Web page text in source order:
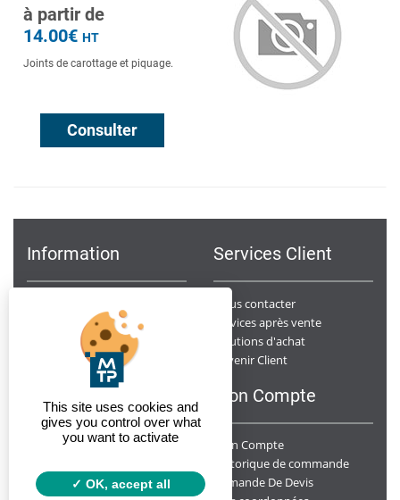
à partir de
14.00€ HT
Joints de carottage et piquage.
Consulter
Information
Points de ventes
Données Personnelles
Services Client
Nous contacter
Services après vente
Solutions d'achat
Devenir Client
Y a t-il un suivi des chantiers ?
Quelle est la disponibilité de vos produits ?
Mon Compte
Mon Compte
Historique de commande
Demande De Devis
This site uses cookies and
gives you control over what
you want to activate
OK, accept all